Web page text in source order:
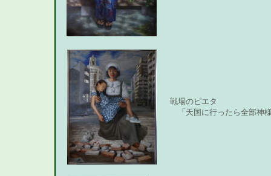
戦場のピエタ
「天国に行ったら全部神